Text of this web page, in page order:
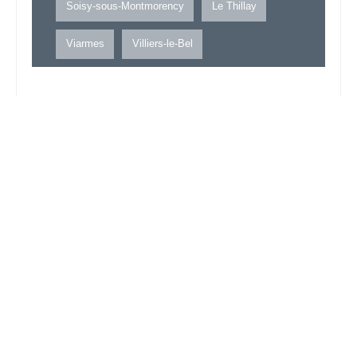
Soisy-sous-Montmorency Le Thillay
Viarmes Villiers-le-Bel